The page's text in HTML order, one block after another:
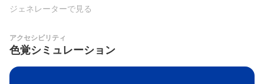
ジェネレーターで見る
アクセシビリティ
色覚シミュレーション